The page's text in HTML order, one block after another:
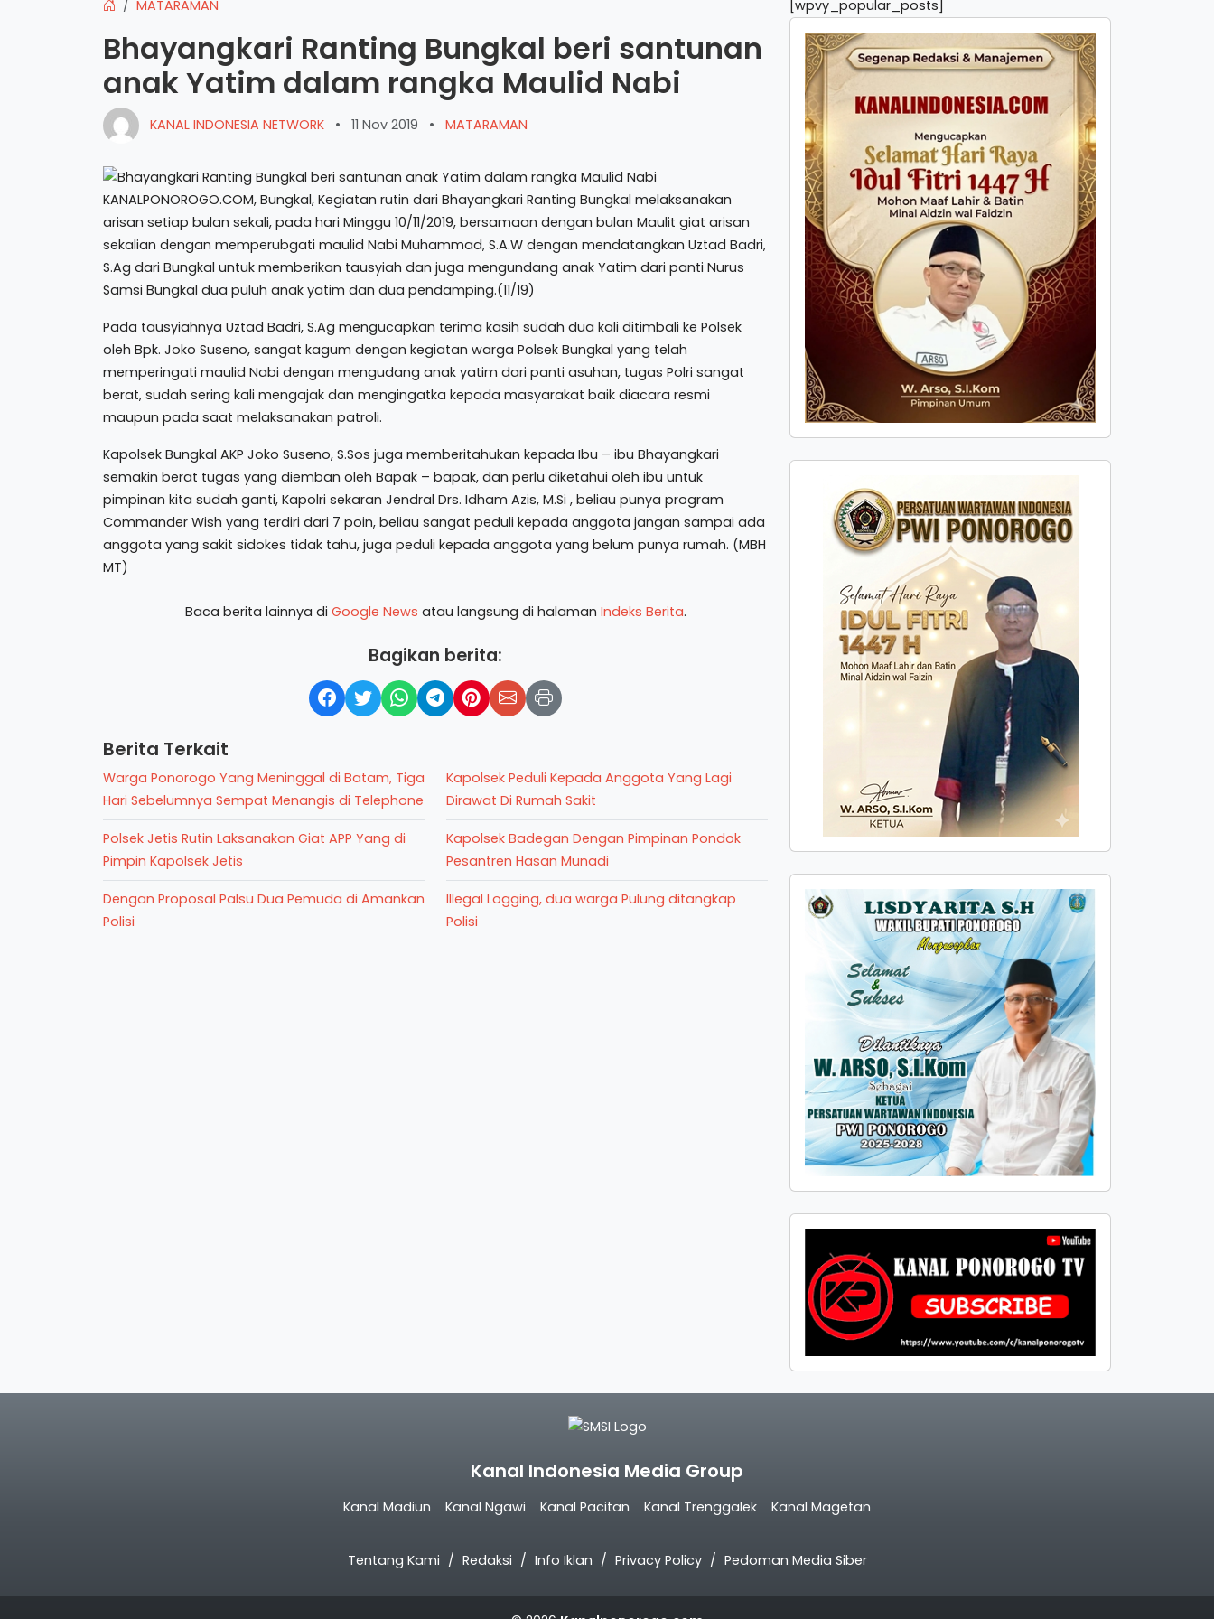
MATARAMAN
Bhayangkari Ranting Bungkal beri santunan
anak Yatim dalam rangka Maulid Nabi
KANAL INDONESIA NETWORK • 11 Nov 2019 • MATARAMAN
KANALPONOROGO.COM, Bungkal, Kegiatan rutin dari Bhayangkari Ranting Bungkal melaksanakan
arisan setiap bulan sekali, pada hari Minggu 10/11/2019, bersamaan dengan bulan Maulit giat arisan
sekalian dengan memperubgati maulid Nabi Muhammad, S.A.W dengan mendatangkan Uztad Badri,
S.Ag dari Bungkal untuk memberikan tausyiah dan juga mengundang anak Yatim dari panti Nurus
Samsi Bungkal dua puluh anak yatim dan dua pendamping.(11/19)
Pada tausyiahnya Uztad Badri, S.Ag mengucapkan terima kasih sudah dua kali ditimbali ke Polsek
oleh Bpk. Joko Suseno, sangat kagum dengan kegiatan warga Polsek Bungkal yang telah
memperingati maulid Nabi dengan mengudang anak yatim dari panti asuhan, tugas Polri sangat
berat, sudah sering kali mengajak dan mengingatka kepada masyarakat baik diacara resmi
maupun pada saat melaksanakan patroli.
Kapolsek Bungkal AKP Joko Suseno, S.Sos juga memberitahukan kepada Ibu – ibu Bhayangkari
semakin berat tugas yang diemban oleh Bapak – bapak, dan perlu diketahui oleh ibu untuk
pimpinan kita sudah ganti, Kapolri sekaran Jendral Drs. Idham Azis, M.Si , beliau punya program
Commander Wish yang terdiri dari 7 poin, beliau sangat peduli kepada anggota jangan sampai ada
anggota yang sakit sidokes tidak tahu, juga peduli kepada anggota yang belum punya rumah. (MBH
MT)
Baca berita lainnya di Google News atau langsung di halaman Indeks Berita.
Bagikan berita:
Berita Terkait
Warga Ponorogo Yang Meninggal di Batam, Tiga
Hari Sebelumnya Sempat Menangis di Telephone
Polsek Jetis Rutin Laksanakan Giat APP Yang di
Pimpin Kapolsek Jetis
Dengan Proposal Palsu Dua Pemuda di Amankan
Polisi
Kapolsek Peduli Kepada Anggota Yang Lagi
Dirawat Di Rumah Sakit
Kapolsek Badegan Dengan Pimpinan Pondok
Pesantren Hasan Munadi
Illegal Logging, dua warga Pulung ditangkap
Polisi
[wpvy_popular_posts]
Kanal Indonesia Media Group
Kanal Madiun Kanal Ngawi Kanal Pacitan Kanal Trenggalek Kanal Magetan
Tentang Kami Redaksi Info Iklan Privacy Policy Pedoman Media Siber